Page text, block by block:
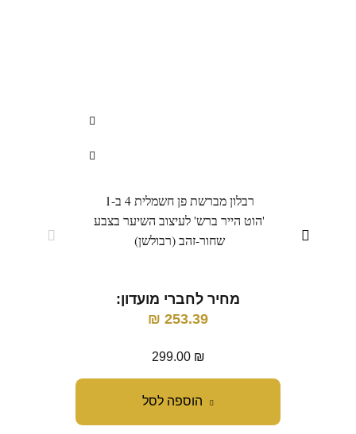
הוספה לסל
רבלון מברשת פן חשמלית 4 ב-1
'הוט הייר ברש' לעיצוב השיער בצבע
שחור-זהב (רבולשן)
מחיר לחברי מועדון:
253.39
₪
299.00 ₪